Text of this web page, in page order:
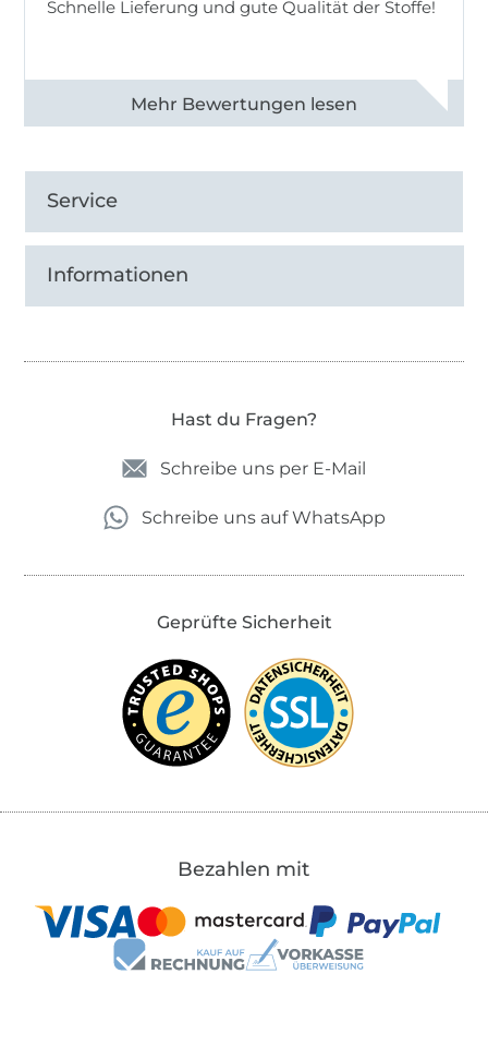
Schnelle Lieferung und gute Qualität der Stoffe!
Alle 82968 Bewertungen ansehen
Service
Informationen
Hast du Fragen?
Schreibe uns per E-Mail
Schreibe uns auf WhatsApp
Geprüfte Sicherheit
Bezahlen mit